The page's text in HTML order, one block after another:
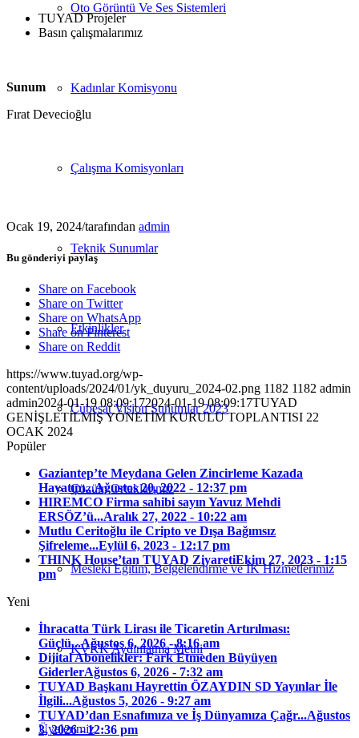
Oto Görüntü Ve Ses Sistemleri
Kadınlar Komisyonu
Çalışma Komisyonları
Teknik Sunumlar
Etkinlikler
Cubesat Vision Sunumlar 2023
Çözüm Ortaklarımız
Mesleki Eğitim, Belgelendirme ve İK Hizmetlerimiz
KVKK Aydınlatma Metni
Üyelerimiz
TUYAD Projeler
Basın çalışmalarımız
Sunum
Fırat Devecioğlu
Ocak 19, 2024/tarafından admin
Bu gönderiyi paylaş
Share on Facebook
Share on Twitter
Share on WhatsApp
Share on Pinterest
Share on Reddit
https://www.tuyad.org/wp-
content/uploads/2024/01/yk_duyuru_2024-02.png 1182 1182 admin
admin2024-01-19 08:09:172024-01-19 08:09:17TUYAD
GENİŞLETİLMİŞ YÖNETİM KURULU TOPLANTISI 22
OCAK 2024
Popüler
Gaziantep’te Meydana Gelen Zincirleme Kazada
Hayatını...Ağustos 20, 2022 - 12:37 pm
HIREMCO Firma sahibi sayın Yavuz Mehdi
ERSÖZ’ü...Aralık 27, 2022 - 10:22 am
Mutlu Ceritoğlu ile Cripto ve Dışa Bağımsız
Şifreleme...Eylül 6, 2023 - 12:17 pm
THINK House’tan TUYAD ZiyaretiEkim 27, 2023 - 1:15
pm
Yeni
İhracatta Türk Lirası ile Ticaretin Artırılması:
Güçlü...Ağustos 6, 2026 - 8:16 am
Dijital Abonelikler: Fark Etmeden Büyüyen
GiderlerAğustos 6, 2026 - 7:32 am
TUYAD Başkanı Hayrettin ÖZAYDIN SD Yayınlar İle
İlgili...Ağustos 5, 2026 - 9:27 am
TUYAD’dan Esnafımıza ve İş Dünyamıza Çağr...Ağustos
3, 2026 - 12:36 pm